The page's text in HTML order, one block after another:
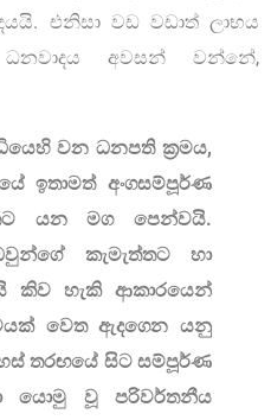
එනිසා වඩ වඩාත් ලාභය
අවසන් වන්නේ,
වන ධනපති ක්‍රමය,
ඉතාමත් අංගසම්පූර්ණ
යන මග පෙන්වයි.
කැමැත්තට හා
කිව හැකි ආකාරයෙන්
වෙත ඇදගෙන යනු
තරඟයේ සිට සම්පූර්ණ
යොමු වූ පරිවර්තනීය